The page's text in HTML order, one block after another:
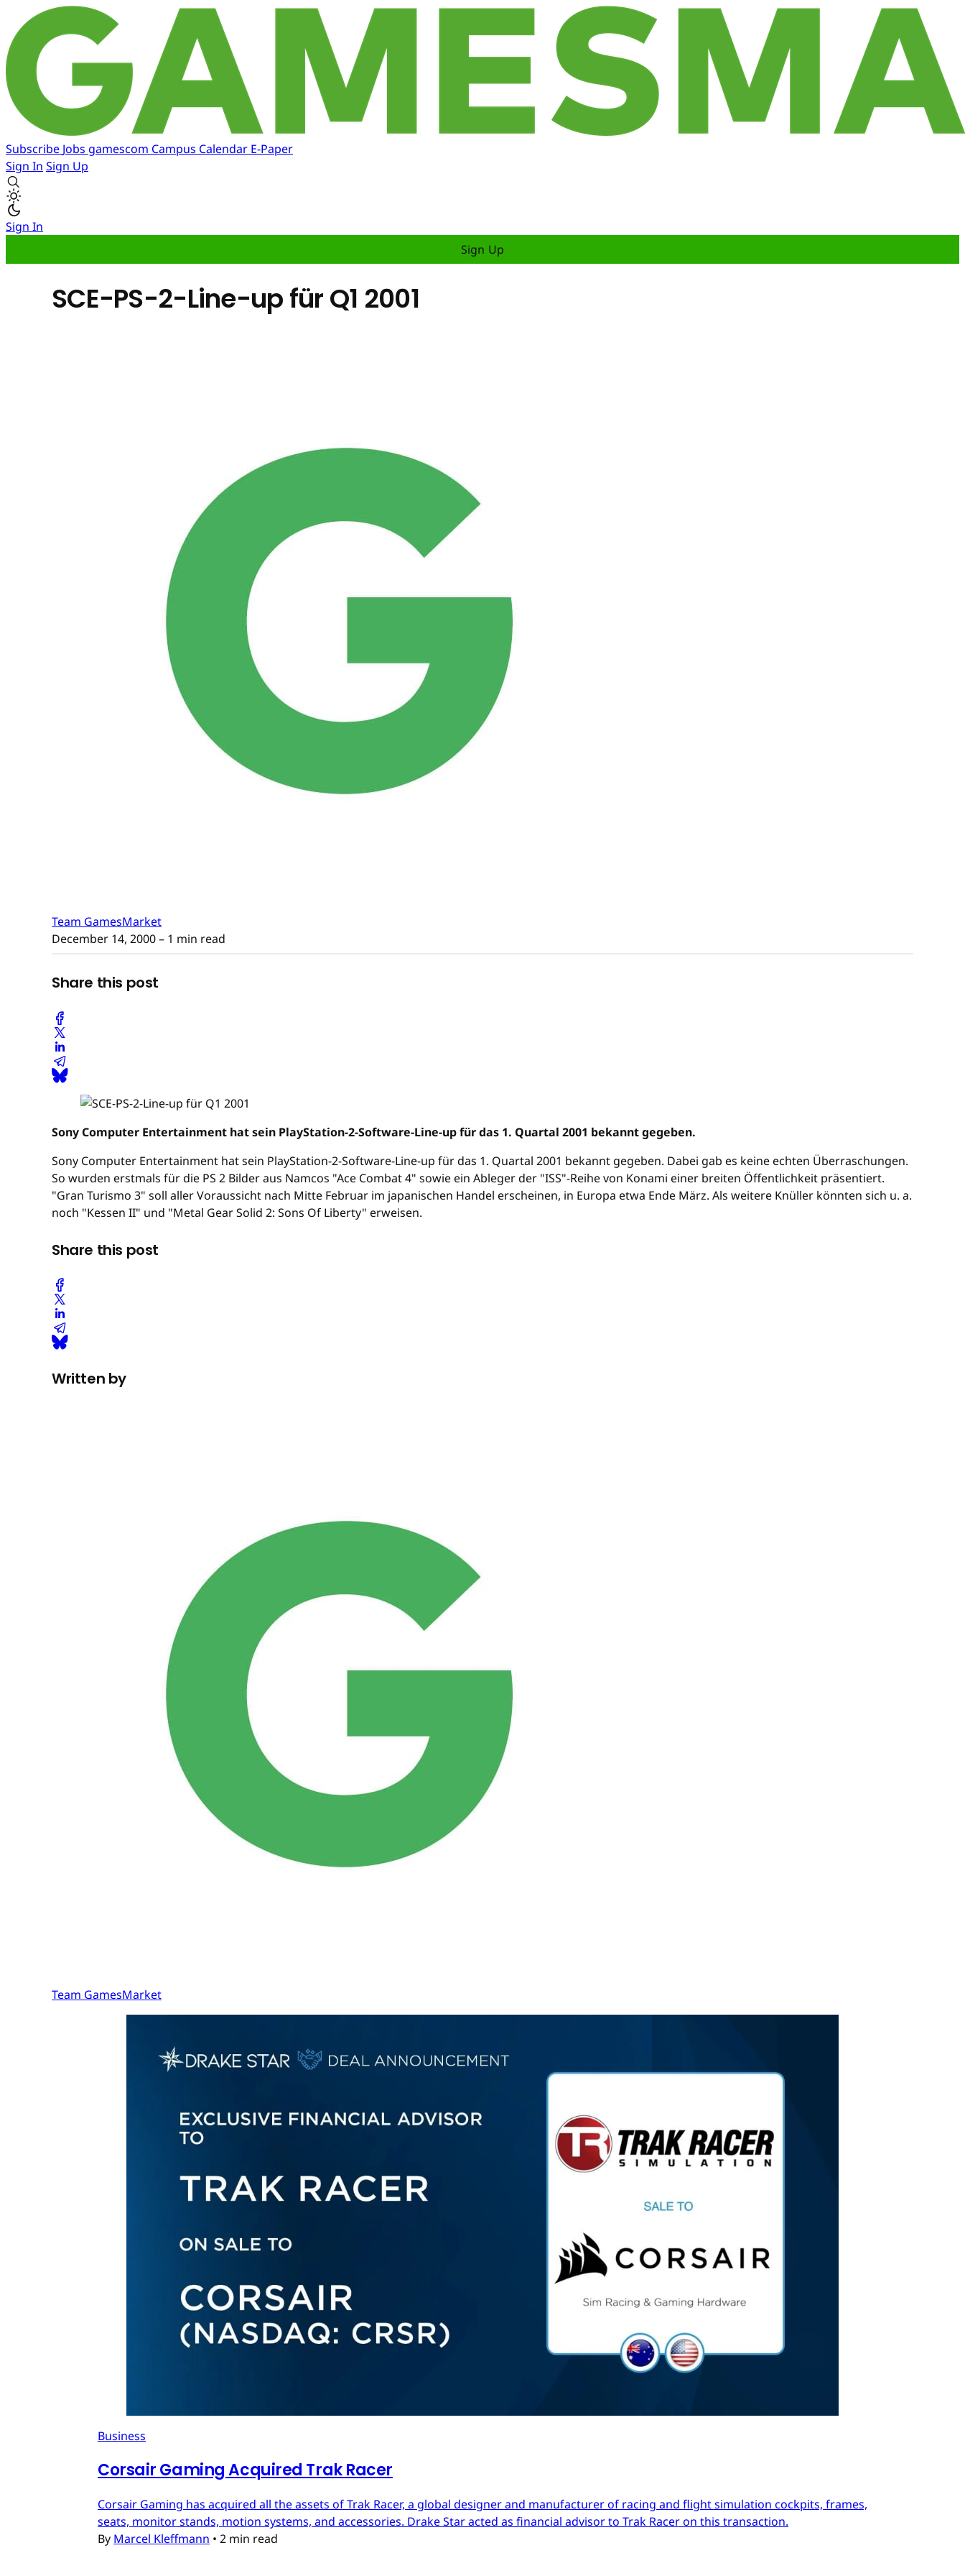
Subscribe Jobs gamescom Campus Calendar E-Paper
Sign In Sign Up
Sign In
Sign Up
SCE-PS-2-Line-up für Q1 2001
Team GamesMarket
December 14, 2000– 1 min read
Share this post
Sony Computer Entertainment hat sein PlayStation-2-Software-Line-up für das 1. Quartal 2001 bekannt gegeben.
Sony Computer Entertainment hat sein PlayStation-2-Software-Line-up für das 1. Quartal 2001 bekannt gegeben. Dabei gab es keine echten Überraschungen.
So wurden erstmals für die PS 2 Bilder aus Namcos "Ace Combat 4" sowie ein Ableger der "ISS"-Reihe von Konami einer breiten Öffentlichkeit präsentiert.
"Gran Turismo 3" soll aller Voraussicht nach Mitte Februar im japanischen Handel erscheinen, in Europa etwa Ende März. Als weitere Knüller könnten sich u. a.
noch "Kessen II" und "Metal Gear Solid 2: Sons Of Liberty" erweisen.
Share this post
Written by
Team GamesMarket
Business
Corsair Gaming Acquired Trak Racer
Corsair Gaming has acquired all the assets of Trak Racer, a global designer and manufacturer of racing and flight simulation cockpits, frames,
seats, monitor stands, motion systems, and accessories. Drake Star acted as financial advisor to Trak Racer on this transaction.
By Marcel Kleffmann • 2 min read